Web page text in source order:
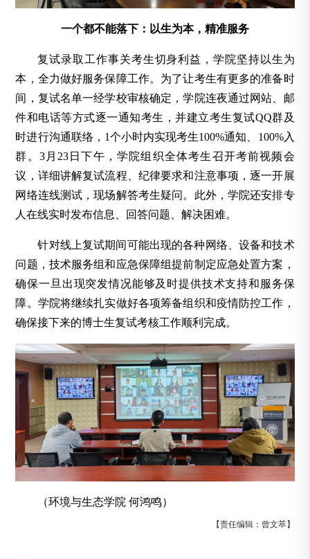
一个都不能落下：以生为本，精准服务
复试录取工作事关考生切身利益，学院坚持以生为
本，全力做好服务保障工作。为了让考生有更多的准备时
间，复试名单一经学校审核确定，学院连夜通过网站、邮
件和电话等方式逐一通知考生，并建立考生复试QQ群及
时进行沟通联络，1个小时内实现考生100%通知、100%入
群。3月23日下午，学院组织全体考生召开考前视频会
议，详细讲解复试流程、纪律要求和注意事项，逐一开展
网络连线测试，现场解答考生疑问。此外，学院还安排专
人在线实时发布信息、回答问题、解决困难。
针对线上复试期间可能出现的各种网络、设备和技术
问题，技术服务组和应急保障组提前制定应急处置方案，
确保一旦出现突发情况能够及时提供技术支持和服务保
障。学院将继续扎实做好各项筹备组织和疫情防控工作，
确保接下来的博士生复试考核工作顺利完成。
（环境与生态学院 何鸿鸣）
【责任编辑：曾文萃】